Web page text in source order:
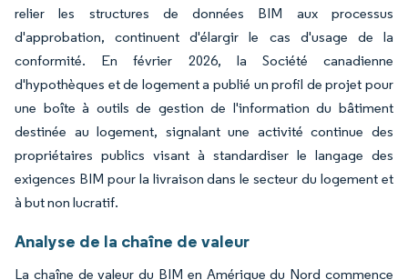
relier les structures de données BIM aux processus
d'approbation, continuent d'élargir le cas d'usage de la
conformité. En février 2026, la Société canadienne
d'hypothèques et de logement a publié un profil de projet pour
une boîte à outils de gestion de l'information du bâtiment
destinée au logement, signalant une activité continue des
propriétaires publics visant à standardiser le langage des
exigences BIM pour la livraison dans le secteur du logement et
à but non lucratif.
Analyse de la chaîne de valeur
La chaîne de valeur du BIM en Amérique du Nord commence